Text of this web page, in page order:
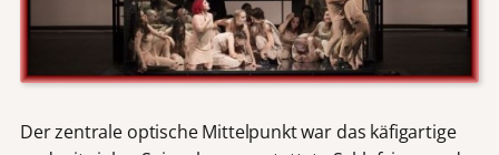
Der zentrale optische Mittelpunkt war das käfigartige